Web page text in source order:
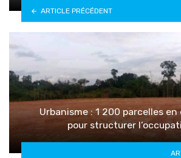
ARTICLE PRÉCÉDENT
Urbanisme : 1 200 parcelles
pour structurer